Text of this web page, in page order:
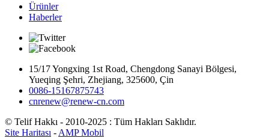
Ürünler
Haberler
15/17 Yongxing 1st Road, Chengdong Sanayi Bölgesi,
Yueqing Şehri, Zhejiang, 325600, Çin
0086-15167875743
cnrenew@renew-cn.com
© Telif Hakkı - 2010-2025 : Tüm Hakları Saklıdır.
Site Haritası - AMP Mobil